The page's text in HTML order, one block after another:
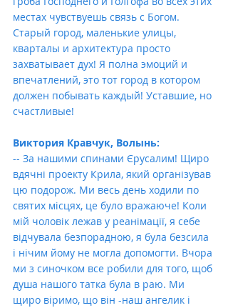
местах чувствуешь связь с Богом.
Старый город, маленькие улицы,
кварталы и архитектура просто
захватывает дух! Я полна эмоций и
впечатлений, это тот город в котором
должен побывать каждый! Уставшие, но
счастливые!
Виктория Кравчук, Волынь:
-- За нашими спинами Єрусалим! Щиро
вдячні проекту Крила, який організував
цю подорож. Ми весь день ходили по
святих місцях, це було вражаюче! Коли
мій чоловік лежав у реанімації, я себе
відчувала безпорадною, я була безсила
і нічим йому не могла допомогти. Вчора
ми з синочком все робили для того, щоб
душа нашого татка була в раю. Ми
щиро віримо, що він -наш ангелик і